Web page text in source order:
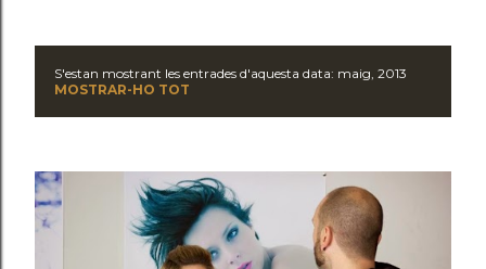
t
r
S'estan mostrant les entrades d'aquesta data: maig, 2013
MOSTRAR-HO TOT